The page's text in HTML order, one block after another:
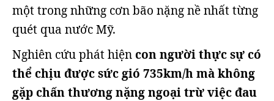
một trong những cơn bão nặng nề nhất từng
quét qua nước Mỹ.
Nghiên cứu phát hiện con người thực sự có
thể chịu được sức gió 735km/h mà không
gặp chấn thương nặng ngoại trừ việc đau